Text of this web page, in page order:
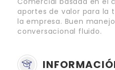
aportes de valor para la
la empresa. Buen
conversacional fluido.